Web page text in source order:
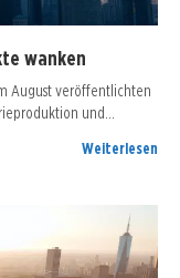
wanken
August veröffentlichten
und…
Weiterlesen